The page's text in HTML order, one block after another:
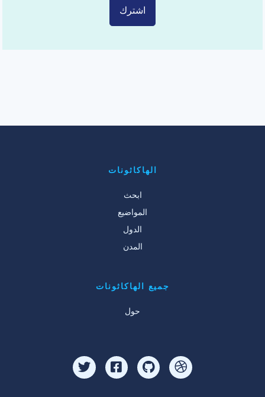
اشترك
الهاكاثونات
ابحث
المواضيع
الدول
المدن
جميع الهاكاثونات
حول